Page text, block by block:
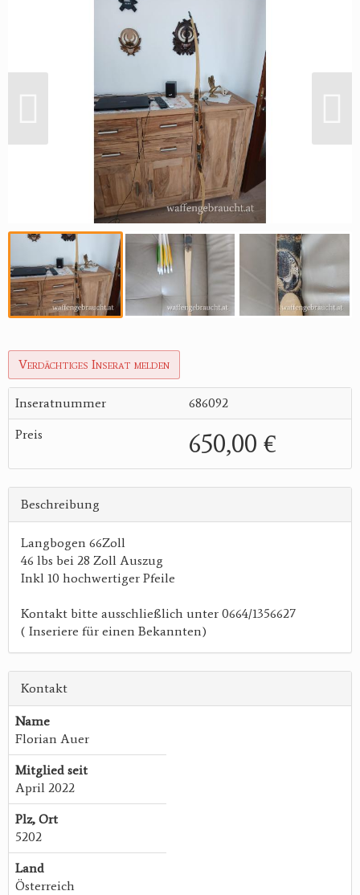
Verdächtiges Inserat melden
Inseratnummer 686092
Preis 650,00 €
Beschreibung
Langbogen 66Zoll
46 lbs bei 28 Zoll Auszug
Inkl 10 hochwertiger Pfeile
Kontakt bitte ausschließlich unter 0664/1356627
( Inseriere für einen Bekannten)
Kontakt
Name
Florian Auer
Mitglied seit
April 2022
Plz, Ort
5202
Land
Österreich